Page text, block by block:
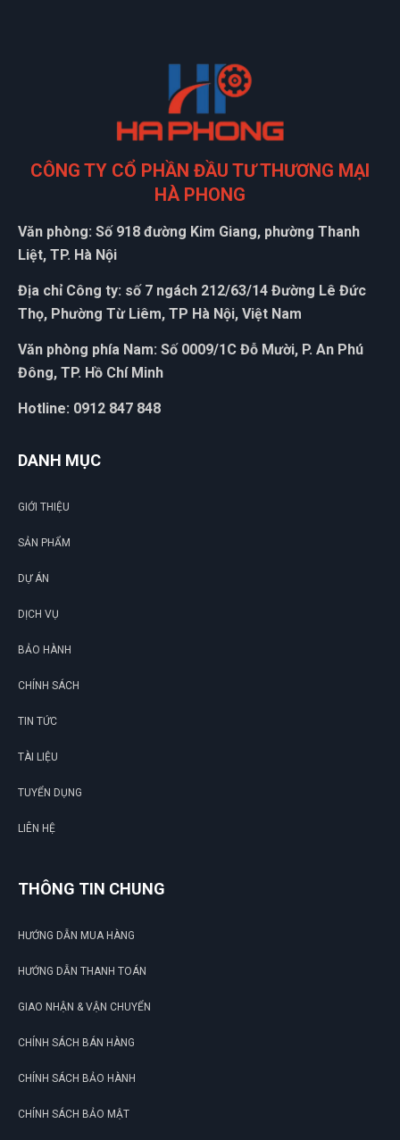
Thiên Nhân
(Đánh giá 1 năm trước)
Nhân viên hỗ trợ nhanh, hướng dẫn tận tình, nhanh chóng
CÔNG TY CỔ PHẦN ĐẦU TƯ THƯƠNG MẠI
HÀ PHONG
Văn phòng: Số 918 đường Kim Giang, phường Thanh
Liệt, TP. Hà Nội
Địa chỉ Công ty: số 7 ngách 212/63/14 Đường Lê Đức
Thọ, Phường Từ Liêm, TP Hà Nội, Việt Nam
Văn phòng phía Nam: Số 0009/1C Đỗ Mười, P. An Phú
Đông, TP. Hồ Chí Minh
Hotline: 0912 847 848
DANH MỤC
GIỚI THIỆU
SẢN PHẨM
DỰ ÁN
DỊCH VỤ
BẢO HÀNH
CHÍNH SÁCH
TIN TỨC
TÀI LIỆU
TUYỂN DỤNG
LIÊN HỆ
THÔNG TIN CHUNG
HƯỚNG DẪN MUA HÀNG
HƯỚNG DẪN THANH TOÁN
GIAO NHẬN & VẬN CHUYỂN
CHÍNH SÁCH BÁN HÀNG
CHÍNH SÁCH BẢO HÀNH
CHÍNH SÁCH BẢO MẬT